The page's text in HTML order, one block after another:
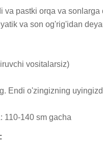
va son og'rig'idan
110-140 sm gacha